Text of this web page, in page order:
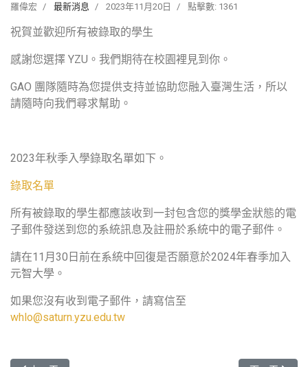
羅偉宏 最新消息 2023年11月20日 點擊數: 1361
祝賀並歡迎所有被錄取的學生
感謝您選擇 YZU。我們期待在校園裡見到你。
GAO 團隊隨時為您提供支持並協助您融入臺灣生活，所以
請隨時向我們尋求幫助。
2023年秋季入學錄取名單如下。
錄取名單
所有被錄取的學生都應該收到一封包含您的獎學金狀態的電
子郵件發送到您的系統訊息及註冊於系統中的電子郵件。
請在11月30日前在系統中回復是否願意於2024年春季加入
元智大學。
如果您沒有收到電子郵件，請寫信至
whlo@saturn.yzu.edu.tw